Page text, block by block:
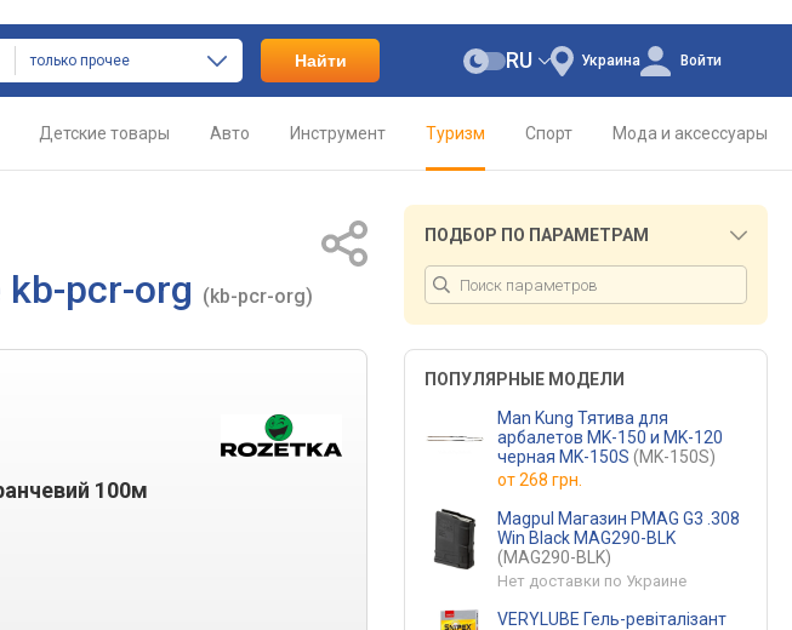
только прочее Найти Украина
RU Войти
Детские товары Авто Инструмент Туризм Спорт Мода и аксессуары
kb-pcr-org (kb-pcr-org)
100м
ПОДБОР ПО ПАРАМЕТРАМ
ПОПУЛЯРНЫЕ МОДЕЛИ
Man Kung Тятива для
арбалетов MK-150 и MK-120
черная MK-150S (MK-150S)
от268 грн.
Magpul Магазин PMAG G3 .308
Win Black MAG290-BLK
(MAG290-BLK)
Нет доставки по Украине
VERYLUBE Гель-ревіталізант